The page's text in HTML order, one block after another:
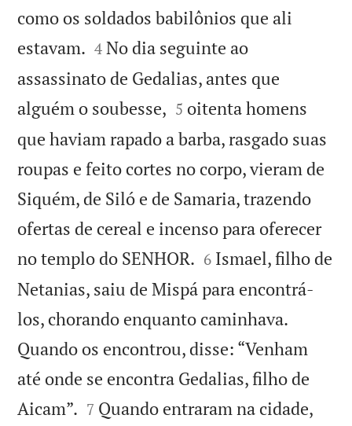
como os soldados babilônios que ali
estavam. 

4 No dia seguinte ao
assassinato de Gedalias, antes que
alguém o soubesse, 

5 oitenta homens
que haviam rapado a barba, rasgado suas
roupas e feito cortes no corpo, vieram de
Siquém, de Siló e de Samaria, trazendo
ofertas de cereal e incenso para oferecer
no templo do SENHOR. 

6 Ismael, filho de
Netanias, saiu de Mispá para encontrá-
los, chorando enquanto caminhava.
Quando os encontrou, disse: “Venham
até onde se encontra Gedalias, filho de
Aicam”. 

7 Quando entraram na cidade,